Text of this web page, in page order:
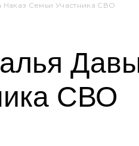
Наказ Семьи Участника СВО
СВО